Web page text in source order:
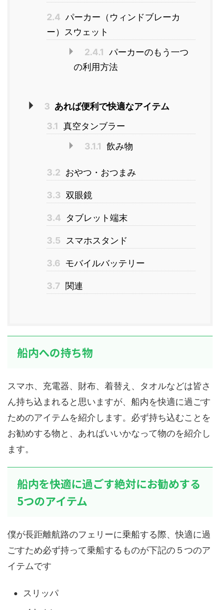
2.4 パーカー（ウィンドブレーカ
ー）スウェット
2.4.1 パーカーのもう一つ
の利用方法
3 あれば便利で快適なアイテム
3.1 真空タンブラー
3.1.1 飲み物
3.2 おやつ・おつまみ
3.3 双眼鏡
3.4 タブレット端末
3.5 スマホスタンド
3.6 モバイルバッテリー
3.7 関連
船内への持ち物
スマホ、充電器、財布、着替え、タオルなどは皆さ
ん持ち込まれると思いますが、船内を快適に過ごす
ためのアイテムを紹介します。 必ず持ち込むことを
お勧めする物と、 あればいいかなって物のを紹介し
ます。
船内を快適に過ごす絶対にお勧めする
5つのアイテム
僕が長距離航路のフェリーに乗船する際、快適に過
ごすため必ず持って乗船するものが下記の５つのア
イテムです
スリッパ